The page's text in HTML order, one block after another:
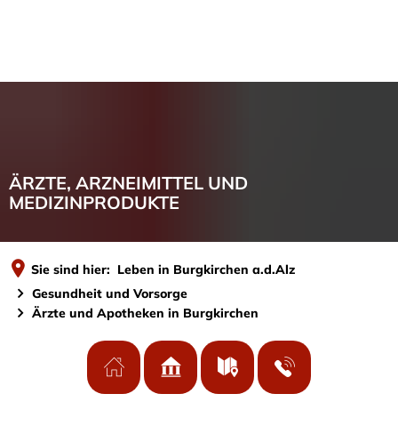
ÄRZTE, ARZNEIMITTEL UND
MEDIZINPRODUKTE
Sie sind hier: Leben in Burgkirchen a.d.Alz
Gesundheit und Vorsorge
Ärzte und Apotheken in Burgkirchen